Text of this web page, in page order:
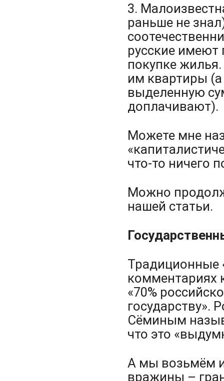
3.
раньше не
русские
покупке жилья.
им квартиры
выделенную
доплачивают).
Можете мне
что-то ничего
Можно
нашей статьи.
Традиционные
комментариях
«70%
государству».
Сёминым
что это
А мы возьмём
вражины –